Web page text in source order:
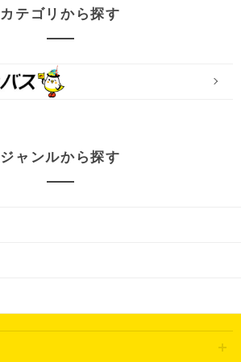
カテゴリから探す
ジャンルから探す